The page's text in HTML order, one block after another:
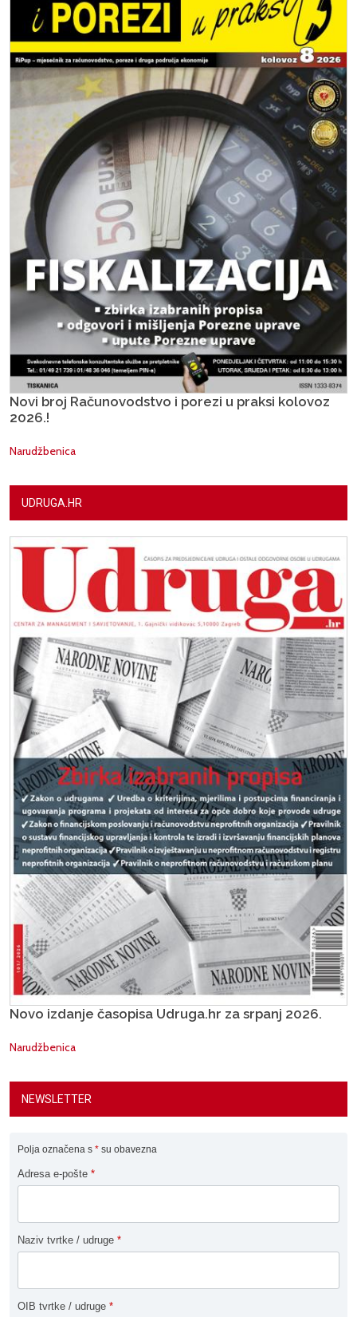
Novi broj Računovodstvo i porezi u praksi kolovoz
2026.!
Narudžbenica
UDRUGA.HR
Novo izdanje časopisa Udruga.hr za srpanj 2026.
Narudžbenica
NEWSLETTER
Polja označena s * su obavezna
Adresa e-pošte *
Naziv tvrtke / udruge *
OIB tvrtke / udruge *